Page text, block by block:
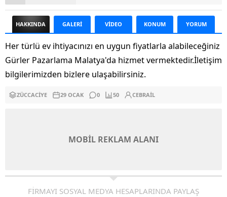
HAKKINDA GALERİ VİDEO KONUM YORUM
Her türlü ev ihtiyacınızı en uygun fiyatlarla alabileceğiniz
Gürler Pazarlama Malatya'da hizmet vermektedir.İletişim
bilgilerimizden bizlere ulaşabilirsiniz.
ZÜCCACIYE 29 OCAK 0 50 CEBRAIL
MOBİL REKLAM ALANI
FİRMAYI SOSYAL MEDYA HESAPLARINDA PAYLAŞ